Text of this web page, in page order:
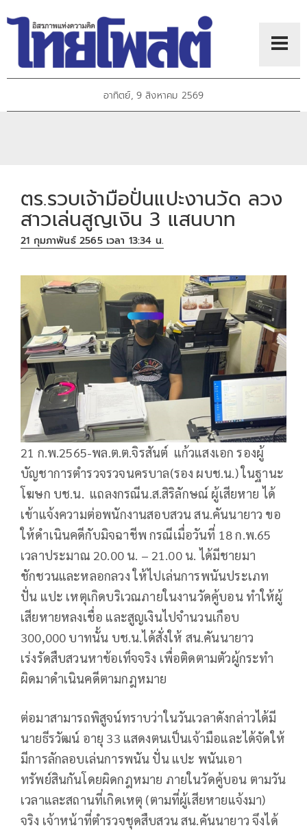
อาทิตย์, 9 สิงหาคม 2569
ตร.รวบเจ้ามือปั่นแปะงานวัด ลวง
สาวเล่นสูญเงิน 3 แสนบาท
21 กุมภาพันธ์ 2565 เวลา 13:34 น.
21 ก.พ.2565-พล.ต.ต.จิรสันต์ แก้วแสงเอก รองผู้
บัญชาการตำรวจรวจนครบาล(รอง ผบช.น.) ในฐานะ
โฆษก บช.น. แถลงกรณีน.ส.สิริลักษณ์ ผู้เสียหาย ได้
เข้าแจ้งความต่อพนักงานสอบสวน สน.คันนายาว ขอ
ให้ดำเนินคดีกับมิจฉาชีพ กรณีเมื่อวันที่ 18 ก.พ.65
เวลาประมาณ 20.00 น. – 21.00 น. ได้มีชายมา
ชักชวนและหลอกลวง ให้ไปเล่นการพนันประเภท
ปั่น แปะ เหตุเกิดบริเวณภายในงานวัดคู้บอน ทำให้ผู้
เสียหายหลงเชื่อ และสูญเงินไปจำนวนเกือบ
300,000 บาทนั้น บช.น.ได้สั่งให้ สน.คันนายาว
เร่งรัดสืบสวนหาข้อเท็จจริง เพื่อติดตามตัวผู้กระทำ
ผิดมาดำเนินคดีตามกฎหมาย
ต่อมาสามารถพิสูจน์ทราบว่าในวันเวลาดังกล่าวได้มี
นายธีรวัฒน์ อายุ 33 แสดงตนเป็นเจ้ามือและได้จัดให้
มีการลักลอบเล่นการพนัน ปั่น แปะ พนันเอา
ทรัพย์สินกันโดยผิดกฎหมาย ภายในวัดคู้บอน ตามวัน
เวลาและสถานที่เกิดเหตุ (ตามที่ผู้เสียหายแจ้งมา)
จริง เจ้าหน้าที่ตำรวจชุดสืบสวน สน.คันนายาว จึงได้